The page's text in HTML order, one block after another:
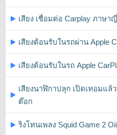
เสียง เชื่อมต่อ Carplay ภ
เสียงต้อนรับในรถผ่าน Apple
เสียงต้อนรับในรถ Apple
เสียงนาฬิกาปลุก เปิดเทอมแล้ว
ต๊อก
ริงโทนเพลง Squid Game 2